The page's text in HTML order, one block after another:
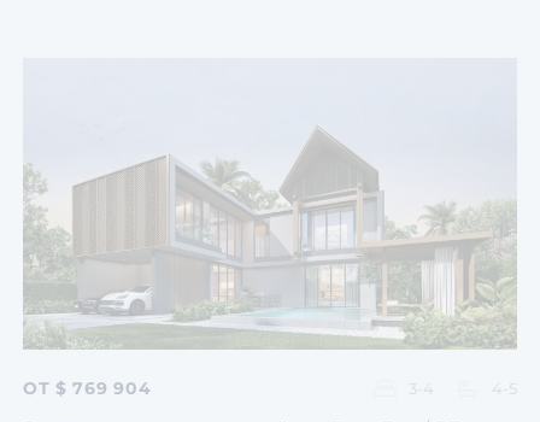
Перейти
Перейти
Перейти
Перейти
Перейти
ОТ $ 769 904 3-4 4-5